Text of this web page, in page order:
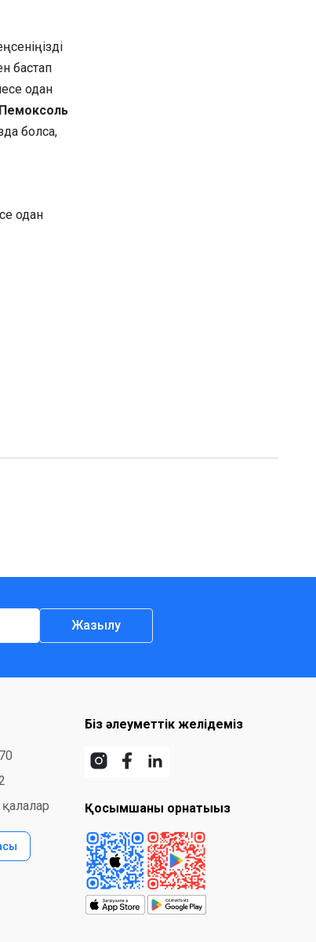
бастап
одан
болса,
одан
Жазылу
Біз әлеуметтік желідеміз
Қосымшаны орнатыңыз